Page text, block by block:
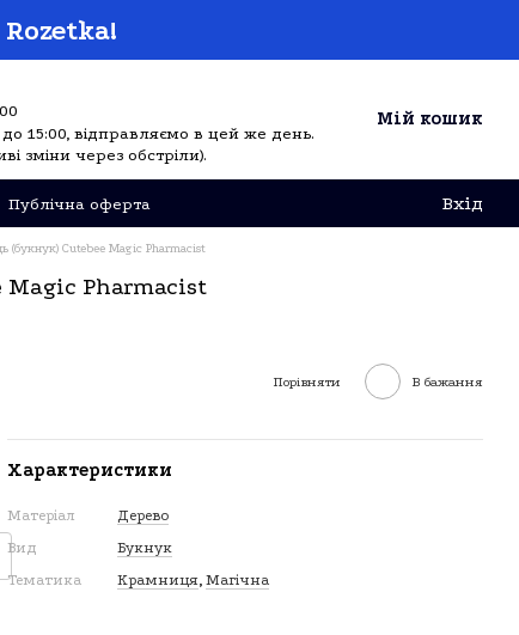
15:00, відправляємо в цей же день.
зміни через обстріли).
Мій кошик
Публічна оферта
Вхід
Cutebee Magic Pharmacist
Magic Pharmacist
Порівняти В бажання
Характеристики
Матеріал
Дерево
Вид
Букнук
Тематика
Крамниця, Магічна